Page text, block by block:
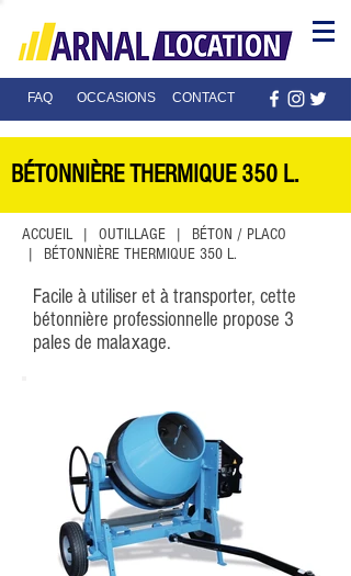
FAQ OCCASIONS CONTACT
BÉTONNIÈRETHERMIQUE 350 L.
ACCUEIL | OUTILLAGE |
BÉTON / PLACO
| BÉTONNIÈRE THERMIQUE 350 L.
Facile à utiliser et à transporter, cette
bétonnière professionnelle propose 3
pales de malaxage.